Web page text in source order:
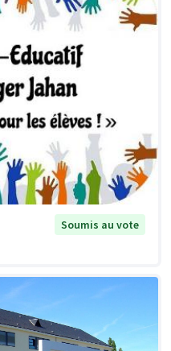
Soumis au vote